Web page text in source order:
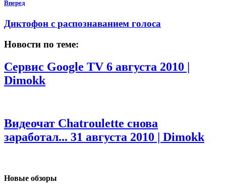
Вперед
Диктофон с распознаванием голоса
Новости по теме:
Сервис Google TV 6 августа 2010 |
Dimokk
Видеочат Chatroulette снова
заработал... 31 августа 2010 | Dimokk
Новые обзоры